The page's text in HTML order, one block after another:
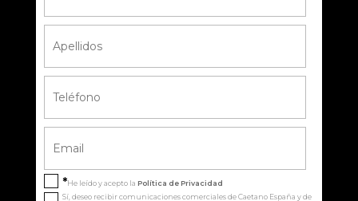
*He leído y acepto la Política de Privacidad
Sí, deseo recibir comunicaciones comerciales de Caetano España y de